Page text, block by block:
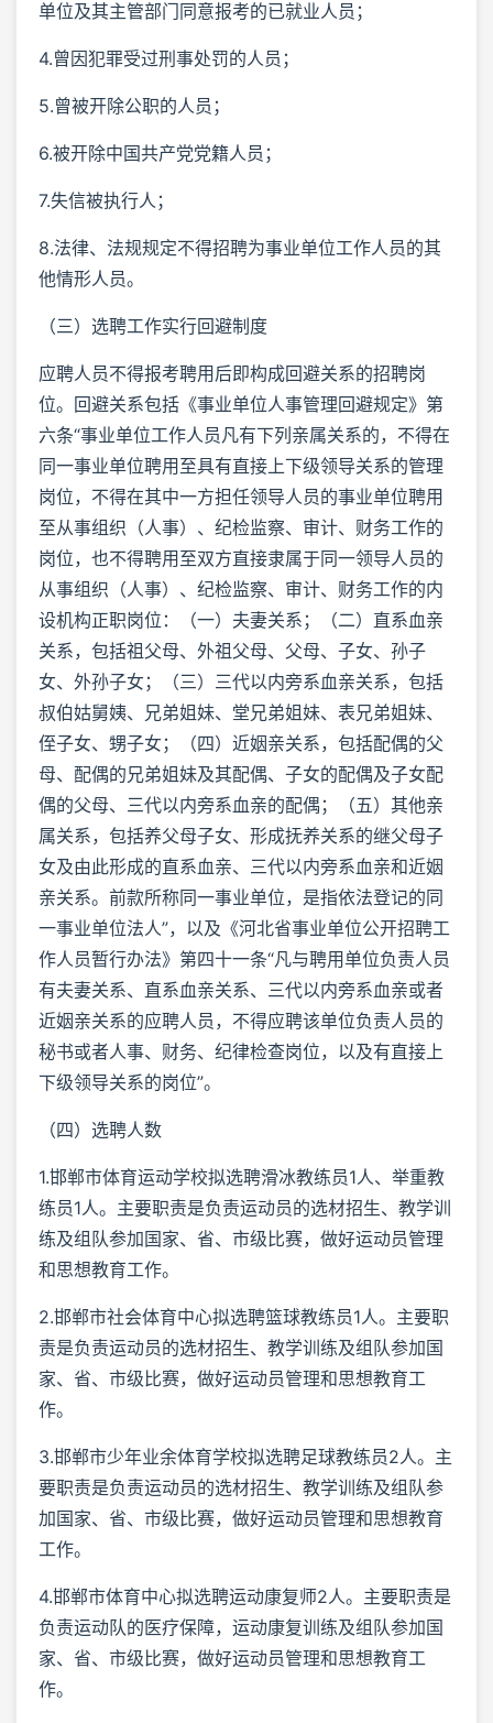
单位及其主管部门同意报考的已就业人员；
4.曾因犯罪受过刑事处罚的人员；
5.曾被开除公职的人员；
6.被开除中国共产党党籍人员；
7.失信被执行人；
8.法律、法规规定不得招聘为事业单位工作人员的其
他情形人员。
（三）选聘工作实行回避制度
应聘人员不得报考聘用后即构成回避关系的招聘岗
位。回避关系包括《事业单位人事管理回避规定》第
六条“事业单位工作人员凡有下列亲属关系的，不得在
同一事业单位聘用至具有直接上下级领导关系的管理
岗位，不得在其中一方担任领导人员的事业单位聘用
至从事组织（人事）、纪检监察、审计、财务工作的
岗位，也不得聘用至双方直接隶属于同一领导人员的
从事组织（人事）、纪检监察、审计、财务工作的内
设机构正职岗位：（一）夫妻关系；（二）直系血亲
关系，包括祖父母、外祖父母、父母、子女、孙子
女、外孙子女；（三）三代以内旁系血亲关系，包括
叔伯姑舅姨、兄弟姐妹、堂兄弟姐妹、表兄弟姐妹、
侄子女、甥子女；（四）近姻亲关系，包括配偶的父
母、配偶的兄弟姐妹及其配偶、子女的配偶及子女配
偶的父母、三代以内旁系血亲的配偶；（五）其他亲
属关系，包括养父母子女、形成抚养关系的继父母子
女及由此形成的直系血亲、三代以内旁系血亲和近姻
亲关系。前款所称同一事业单位，是指依法登记的同
一事业单位法人”，以及《河北省事业单位公开招聘工
作人员暂行办法》第四十一条“凡与聘用单位负责人员
有夫妻关系、直系血亲关系、三代以内旁系血亲或者
近姻亲关系的应聘人员，不得应聘该单位负责人员的
秘书或者人事、财务、纪律检查岗位，以及有直接上
下级领导关系的岗位”。
（四）选聘人数
1.邯郸市体育运动学校拟选聘滑冰教练员1人、举重教
练员1人。主要职责是负责运动员的选材招生、教学训
练及组队参加国家、省、市级比赛，做好运动员管理
和思想教育工作。
2.邯郸市社会体育中心拟选聘篮球教练员1人。主要职
责是负责运动员的选材招生、教学训练及组队参加国
家、省、市级比赛，做好运动员管理和思想教育工
作。
3.邯郸市少年业余体育学校拟选聘足球教练员2人。主
要职责是负责运动员的选材招生、教学训练及组队参
加国家、省、市级比赛，做好运动员管理和思想教育
工作。
4.邯郸市体育中心拟选聘运动康复师2人。主要职责是
负责运动队的医疗保障，运动康复训练及组队参加国
家、省、市级比赛，做好运动员管理和思想教育工
作。